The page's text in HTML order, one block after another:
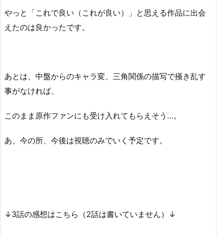
やっと「これで良い（これが良い）」と思える作品に出会
えたのは良かったです。
あとは、中盤からのキャラ変、三角関係の描写で掻き乱す
事がなければ、
このまま原作ファンにも受け入れてもらえそう…。
あ、今の所、今後は視聴のみでいく予定です。
↓3話の感想はこちら（2話は書いていません）↓